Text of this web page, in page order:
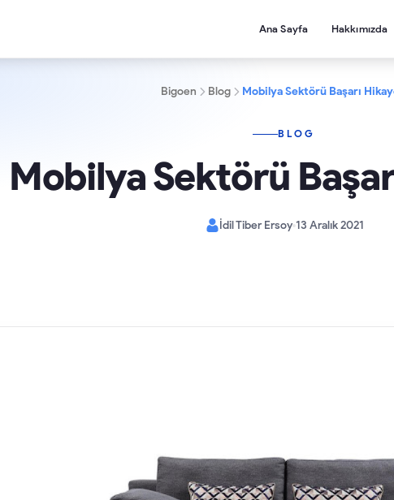
Ana Sayfa Hakkımızda
Bigoen Blog Mobilya Sektörü Başarı
BLOG
Mobilya Sektörü
İdil Tiber Ersoy 13 Aralık 2021